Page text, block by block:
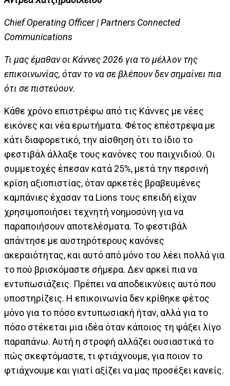
Chief Operating Officer | Partners Connected
Communications
Τι μας έμαθαν οι Κάννες 2026 για το μέλλον της
επικοινωνίας, όταν το να σε βλέπουν δεν σημαίνει πια
ότι σε πιστεύουν.
Κάθε χρόνο επιστρέφω από τις Κάννες με νέες
εικόνες και νέα ερωτήματα. Φέτος επέστρεψα με
κάτι διαφορετικό, την αίσθηση ότι το ίδιο το
φεστιβάλ άλλαξε τους κανόνες του παιχνιδιού. Οι
συμμετοχές έπεσαν κατά 25%, μετά την περσινή
κρίση αξιοπιστίας, όταν αρκετές βραβευμένες
καμπάνιες έχασαν τα Lions τους επειδή είχαν
χρησιμοποιήσει τεχνητή νοημοσύνη για να
παραποιήσουν αποτελέσματα. Το φεστιβάλ
απάντησε με αυστηρότερους κανόνες
ακεραιότητας, και αυτό από μόνο του λέει πολλά για
το πού βρισκόμαστε σήμερα. Δεν αρκεί πια να
εντυπωσιάζεις. Πρέπει να αποδεικνύεις αυτό που
υποστηρίζεις. Η επικοινωνία δεν κρίθηκε φέτος
μόνο για το πόσο εντυπωσιακή ήταν, αλλά για το
πόσο στέκεται μια ιδέα όταν κάποιος τη ψάξει λίγο
παραπάνω. Αυτή η στροφή αλλάζει ουσιαστικά το
πώς σκεφτόμαστε, τι φτιάχνουμε, για ποιον το
φτιάχνουμε και γιατί αξίζει να μας προσέξει κανείς.